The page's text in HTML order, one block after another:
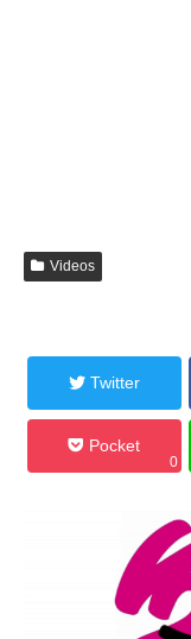
Videos
Twitter
Pocket
0